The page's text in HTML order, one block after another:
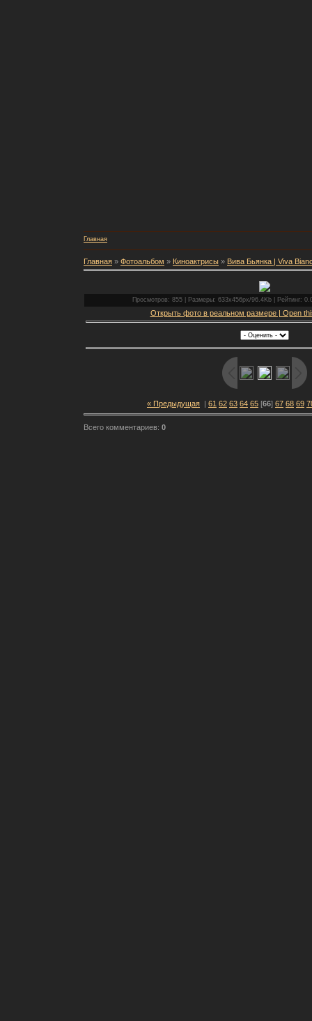
Главная
Главная » Фотоальбом » Киноактрисы » Вива Бьянка | Viva
Просмотров: 855 | Размеры: 633x456px/96.4Kb | Рейтинг:
Открыть фото в реальном размере | Open
« Предыдущая | 61 62 63 64 65 [66] 67 68 69
Всего комментариев: 0